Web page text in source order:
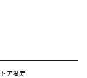
ア限定